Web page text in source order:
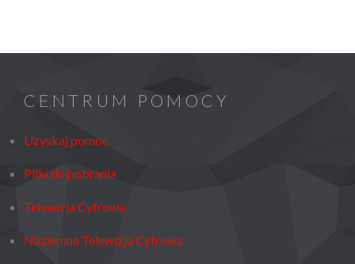
CENTRUM POMOCY
Uzyskaj pomoc
Pliki do pobrania
Telewizja Cyfrowa
Naziemna Telewizja Cyfrowa